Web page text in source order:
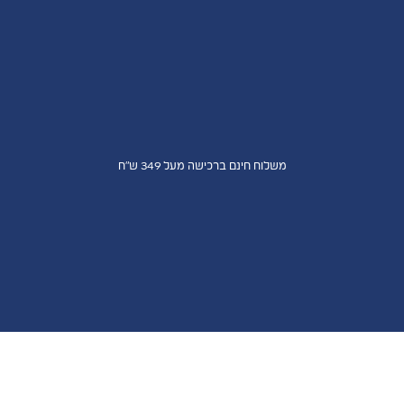
משלוח חינם ברכישה מעל 349 ש"ח